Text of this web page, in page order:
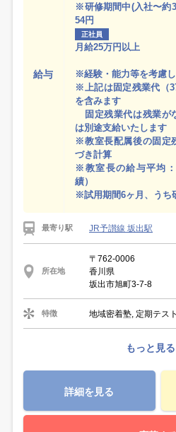
給与
※研修期間中(入社〜約
54円
正社員
月給25万円以上
※経験・能力等を考慮
※上記は固定残業代（
を含みます
固定残業代は残業が
は別途支給いたします
※教室長配属後の固定
づき計算
※教室長の給与平均
績）
※試用期間6ヶ月、うち
最寄り駅 JR予讃線 坂出駅
所在地
〒762-0006
香川県
坂出市旭町3-7-8
特徴 地域密着塾, 定期テス
もっと見る
詳細を見る